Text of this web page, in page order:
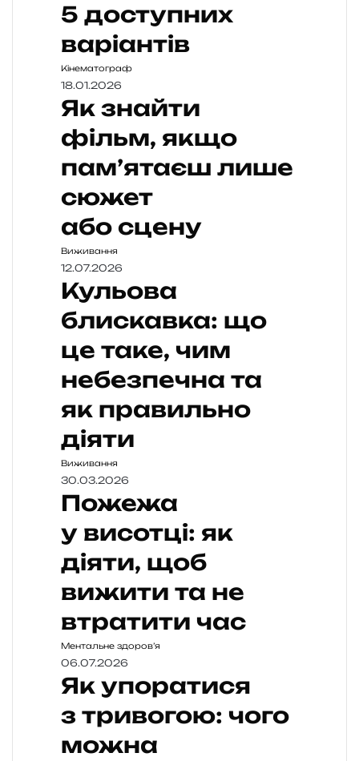
5 доступних
варіантів
Кінематограф
18.01.2026
Як знайти
фільм, якщо
пам’ятаєш лише
сюжет
або сцену
Виживання
12.07.2026
Кульова
блискавка: що
це таке, чим
небезпечна та
як правильно
діяти
Виживання
30.03.2026
Пожежа
у висотці: як
діяти, щоб
вижити та не
втратити час
Ментальне здоров’я
06.07.2026
Як упоратися
з тривогою: чого
можна